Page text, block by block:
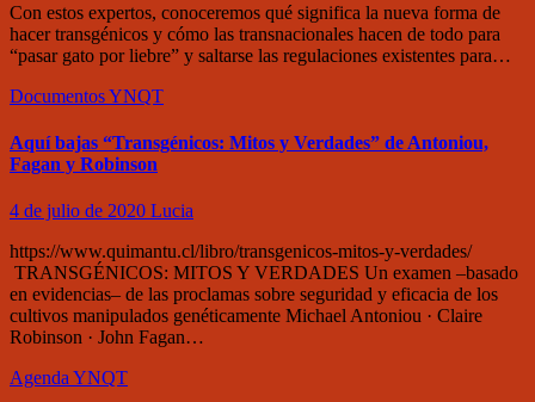
Con estos expertos, conoceremos qué significa la nueva forma de
hacer transgénicos y cómo las transnacionales hacen de todo para
“pasar gato por liebre” y saltarse las regulaciones existentes para…
DocumentosYNQT
Aquí bajas “Transgénicos: Mitos y Verdades” de Antoniou,
Fagan y Robinson
4 de julio de 2020 Lucia
https://www.quimantu.cl/libro/transgenicos-mitos-y-verdades/
TRANSGÉNICOS: MITOS Y VERDADES Un examen –basado
en evidencias– de las proclamas sobre seguridad y eficacia de los
cultivos manipulados genéticamente Michael Antoniou · Claire
Robinson · John Fagan…
Agenda YNQT